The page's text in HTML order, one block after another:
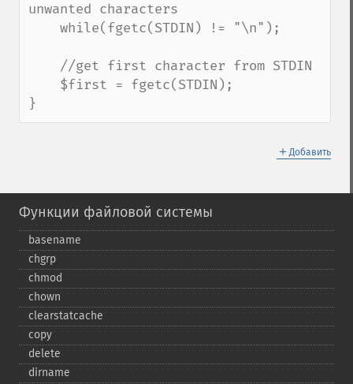
unwanted characters
}
＋ Добавить
Функции файловой системы
basename
chgrp
chmod
chown
clearstatcache
copy
delete
dirname